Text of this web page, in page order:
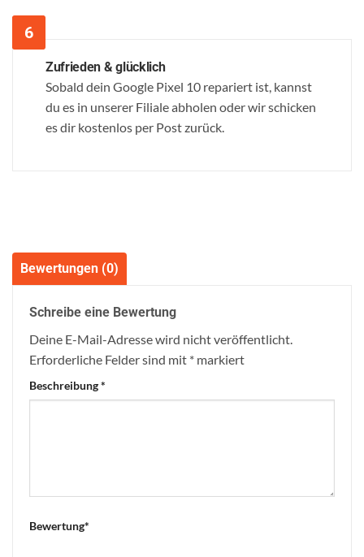
Zufrieden & glücklich
Sobald dein Google Pixel 10 repariert ist, kannst
du es in unserer Filiale abholen oder wir schicken
es dir kostenlos per Post zurück.
Bewertungen (0)
Schreibe eine Bewertung
Deine E-Mail-Adresse wird nicht veröffentlicht.
Erforderliche Felder sind mit * markiert
Beschreibung*
Bewertung*